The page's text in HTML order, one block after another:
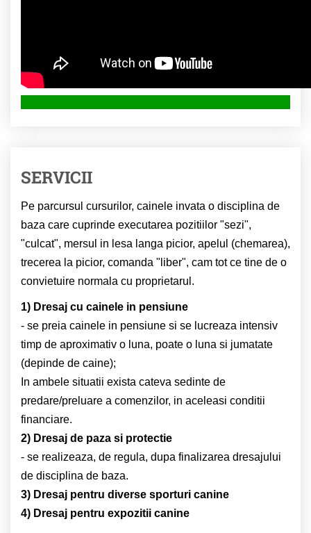
SERVICII
Pe parcursul cursurilor, cainele invata o disciplina de
baza care cuprinde executarea pozitiilor "sezi",
"culcat", mersul in lesa langa picior, apelul (chemarea),
trecerea la picior, comanda "liber", cam tot ce tine de o
convietuire normala cu proprietarul.
1) Dresaj cu cainele in pensiune
- se preia cainele in pensiune si se lucreaza intensiv
timp de aproximativ o luna, poate o luna si jumatate
(depinde de caine);
In ambele situatii exista cateva sedinte de
predare/preluare a comenzilor, in aceleasi conditii
financiare.
2) Dresaj de paza si protectie
- se realizeaza, de regula, dupa finalizarea dresajului
de disciplina de baza.
3) Dresaj pentru diverse sporturi canine
4) Dresaj pentru expozitii canine